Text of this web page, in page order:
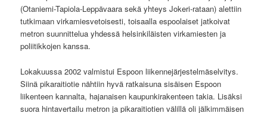
(Otaniemi-Tapiola-Leppävaara sekä yhteys Jokeri-rataan) alettiin
tutkimaan virkamiesvetoisesti, toisaalla espoolaiset jatkoivat
metron suunnittelua yhdessä helsinkiläisten virkamiesten ja
poliitikkojen kanssa.
Lokakuussa 2002 valmistui Espoon liikennejärjestelmäselvitys.
Siinä pikaraitiotie nähtiin hyvä ratkaisuna sisäisen Espoon
liikenteen kannalta, hajanaisen kaupunkirakenteen takia. Lisäksi
suora hintavertailu metron ja pikaraitiotien välillä oli jälkimmäisen